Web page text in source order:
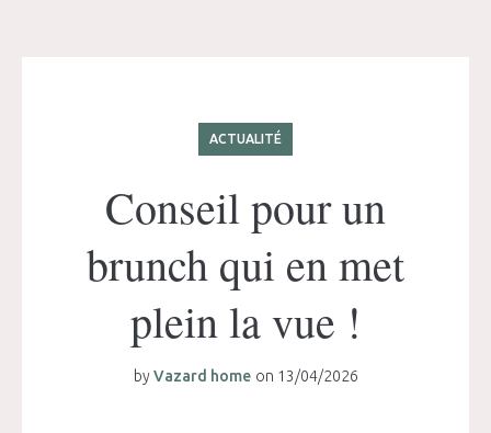
ACTUALITÉ
Conseil pour un
brunch qui en met
plein la vue !
byVazard home on 13/04/2026